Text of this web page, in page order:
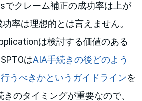
でクレーム補正の成功率は上が
率は理想的とは言えません。
は検討する価値のある
はAIA手続きの後どのよう
うべきかというガイドラインを
のタイミングが重要なので、